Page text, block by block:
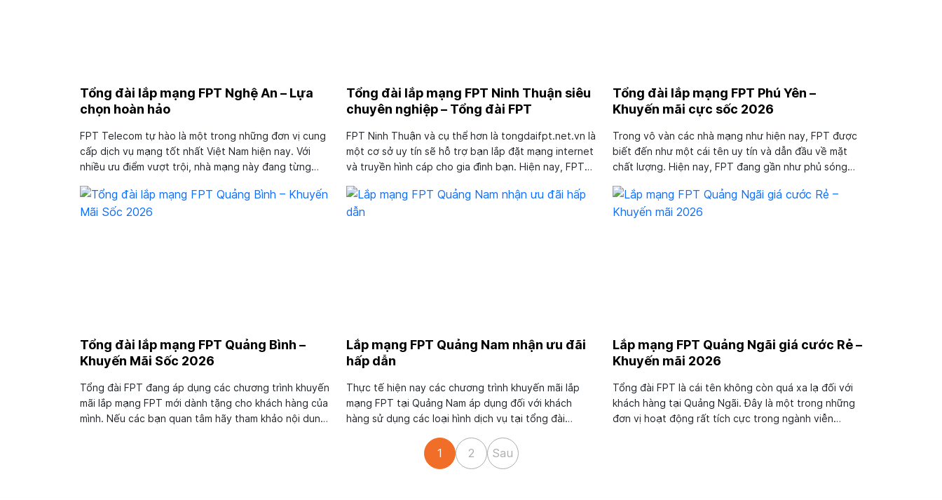
Tổng đài lắp mạng FPT Nghệ An – Lựa
chọn hoàn hảo
FPT Telecom tự hào là một trong những đơn vị cung
cấp dịch vụ mạng tốt nhất Việt Nam hiện nay. Với
nhiều ưu điểm vượt trội, nhà mạng này đang từng
hàng đầu của đông đảo khách hàng. Nghệ An được
đánh giá là thị...
Tổng đài lắp mạng FPT Ninh Thuận siêu
chuyên nghiệp – Tổng đài FPT
FPT Ninh Thuận và cụ thể hơn là tongdaifpt.net.vn là
một cơ sở uy tín sẽ hỗ trợ bạn lắp đặt mạng internet
và truyền hình cáp cho gia đình bạn. Hiện nay, FPT
sở hữu nhiều ưu điểm nhất trên thị trường. Vì thế,
lựa...
Tổng đài lắp mạng FPT Phú Yên –
Khuyến mãi cực sốc 2026
Trong vô vàn các nhà mạng như hiện nay, FPT được
biết đến như một cái tên uy tín và dẫn đầu về mặt
chất lượng. Hiện nay, FPT đang gần như phủ sóng
FPT Phú Yên là một địa chỉ uy tín chuyên về...
Tổng đài lắp mạng FPT Quảng Bình –
Khuyến Mãi Sốc 2026
Tổng đài FPT đang áp dụng các chương trình khuyến
mãi lắp mạng FPT mới dành tặng cho khách hàng của
mình. Nếu các bạn quan tâm hãy tham khảo nội dung
Lắp mạng FPT Quảng Nam nhận ưu đãi
hấp dẫn
Thực tế hiện nay các chương trình khuyến mãi lắp
mạng FPT tại Quảng Nam áp dụng đối với khách
hàng sử dụng các loại hình dịch vụ tại tổng đài
tôi tìm hiểu về nhà mạng này để khám phá những cái
mới mà họ đang áp...
Lắp mạng FPT Quảng Ngãi giá cước Rẻ –
Khuyến mãi 2026
Tổng đài FPT là cái tên không còn quá xa lạ đối với
khách hàng tại Quảng Ngãi. Đây là một trong những
đơn vị hoạt động rất tích cực trong ngành viễn
1 2 Sau